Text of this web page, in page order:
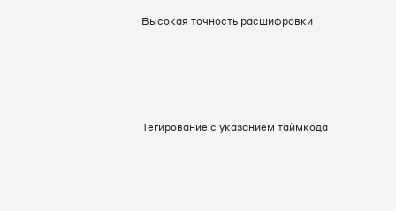
Высокая точность расшифровки
Тегирование с указанием таймкода